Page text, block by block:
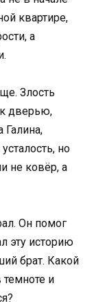
квартире,
а
Злость
дверью,
Галина,
но
не ковёр, а
Он помог
эту историю
брат. Какой
и